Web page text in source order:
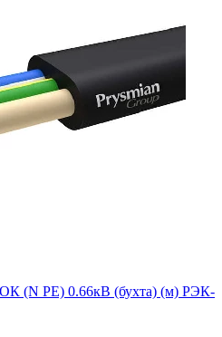
(N PE) 0.66кВ (бухта) (м) РЭК-